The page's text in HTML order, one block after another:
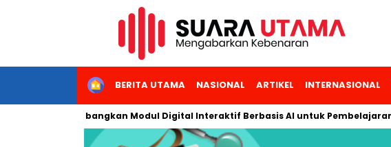
HOMEBERITA UTAMA NASIONAL ARTIKEL INTERNASIONAL
Kembangkan Modul Digital Interaktif Berbasis AI untuk Pembelajaran